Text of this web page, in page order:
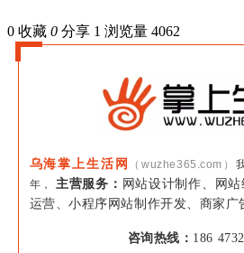
0 收藏 0 分享 1 浏览量 4062
乌海掌上生活网 （wuzhe365.com）
年， 主营服务： 网站设计制作、网
运营、小程序网站制作开发、商家广
咨询热线： 186